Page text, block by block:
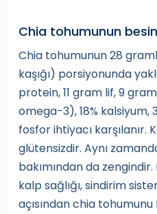
Chia tohumunun
Chia tohumunun 28
kaşığı) porsiyonunda
protein, 11 gram lif, 9
omega-3), 18% kalsiyum,
fosfor ihtiyacı karşılanır.
glütensizdir. Aynı
bakımından da
kalp sağlığı, sindirim
açısından chia tohumunu